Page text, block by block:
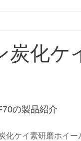
炭化ケ
の製品紹介
化ケイ素研磨ホイ